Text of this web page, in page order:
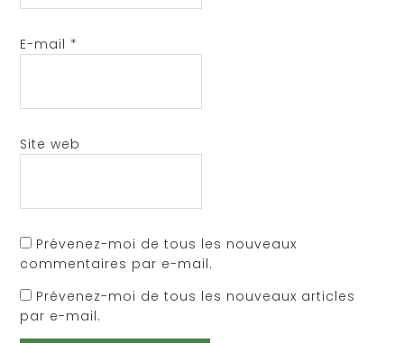
E-mail *
Site web
Prévenez-moi de tous les nouveaux
commentaires par e-mail.
Prévenez-moi de tous les nouveaux articles
par e-mail.